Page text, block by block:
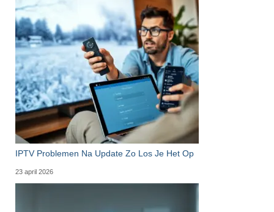
IPTV Problemen Na Update Zo Los Je Het Op
23 april 2026